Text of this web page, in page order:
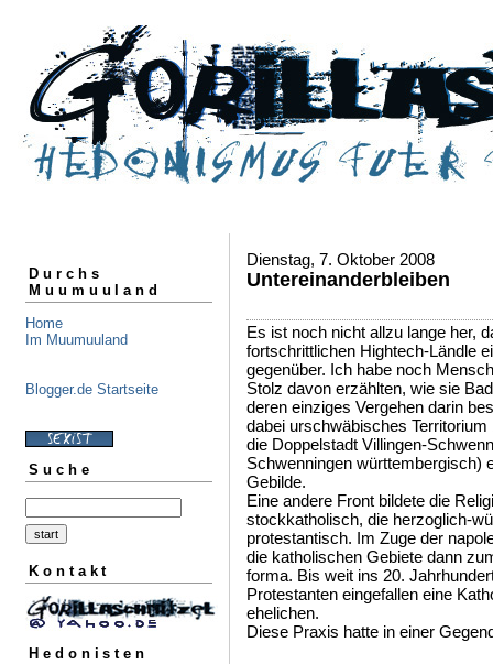
Durchs
Muumuuland
Home
Im Muumuuland
Blogger.de Startseite
Suche
Kontakt
Hedonisten
Dienstag, 7. Oktober 2008
Untereinanderbleiben
Es ist noch nicht allzu lange her,
fortschrittlichen Hightech-Ländle
gegenüber. Ich habe noch
Stolz davon erzählten, wie sie
deren einziges Vergehen darin
dabei urschwäbisches
die Doppelstadt Villingen-
Schwenningen württembergisch)
Gebilde.
Eine andere Front bildete die
stockkatholisch, die herzoglich-
protestantisch. Im Zuge der
die katholischen Gebiete dann
forma. Bis weit ins 20.
Protestanten eingefallen eine
ehelichen.
Diese Praxis hatte in einer